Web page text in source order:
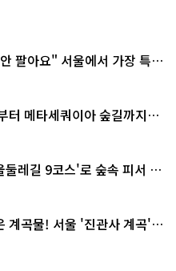
팔아요" 서울에서 가장 특별
터 메타세쿼이아 숲길까지…
레길 9코스'로 숲속 피서 떠
계곡물! 서울 '진관사 계곡'이